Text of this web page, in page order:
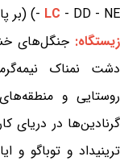
- LC - DD - NE) (بر پایه‌ی سیاهه‌ی سرخ IUCN)
زیستگاه:جنگل‌های
دشت نمناک
روستایی و
گرنادین‌ها در دریای
ترینیداد و توباگو و